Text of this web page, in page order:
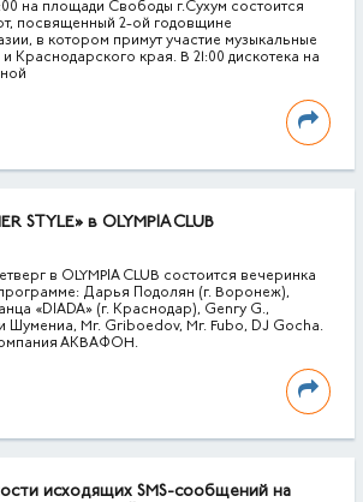
на площади Свободы г.Сухум состоится
посвященный 2-ой годовщине
в котором примут участие музыкальные
Краснодарского края. В 21:00 дискотека на
STYLE» в OLYMPIA CLUB
в OLYMPIA CLUB состоится вечеринка
программе: Дарья Подолян (г. Воронеж),
«DIADA» (г. Краснодар), Genry G.,
Mr. Griboedov, Mr. Fubo, DJ Gocha.
АКВАФОН.
исходящих SMS-сообщений на